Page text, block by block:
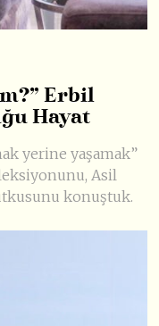
Erbil
Hayat
yerine yaşamak”
Asil
konuştuk.